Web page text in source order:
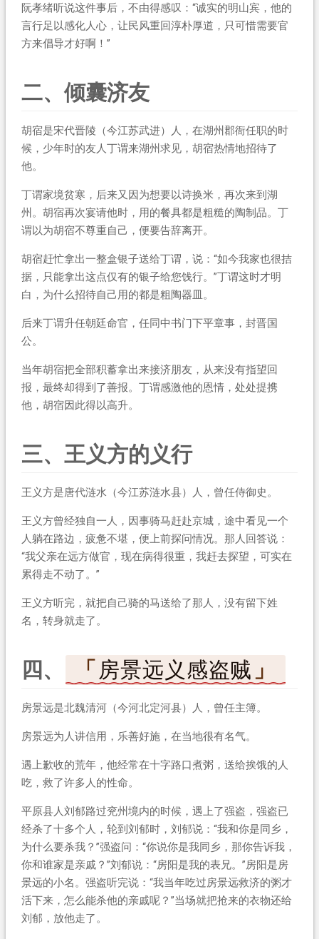
阮孝绪听说这件事后，不由得感叹：“诚实的明山宾，他的
言行足以感化人心，让民风重回淳朴厚道，只可惜需要官
方来倡导才好啊！”
二、倾囊济友
胡宿是宋代晋陵（今江苏武进）人，在湖州郡衙任职的时
候，少年时的友人丁谓来湖州求见，胡宿热情地招待了
他。
丁谓家境贫寒，后来又因为想要以诗换米，再次来到湖
州。胡宿再次宴请他时，用的餐具都是粗糙的陶制品。丁
谓以为胡宿不尊重自己，便要告辞离开。
胡宿赶忙拿出一整盒银子送给丁谓，说：“如今我家也很拮
据，只能拿出这点仅有的银子给您饯行。”丁谓这时才明
白，为什么招待自己用的都是粗陶器皿。
后来丁谓升任朝廷命官，任同中书门下平章事，封晋国
公。
当年胡宿把全部积蓄拿出来接济朋友，从来没有指望回
报，最终却得到了善报。丁谓感激他的恩情，处处提携
他，胡宿因此得以高升。
三、王义方的义行
王义方是唐代涟水（今江苏涟水县）人，曾任侍御史。
王义方曾经独自一人，因事骑马赶赴京城，途中看见一个
人躺在路边，疲惫不堪，便上前探问情况。那人回答说：
“我父亲在远方做官，现在病得很重，我赶去探望，可实在
累得走不动了。”
王义方听完，就把自己骑的马送给了那人，没有留下姓
名，转身就走了。
四、 房景远义感盗贼
房景远是北魏清河（今河北定河县）人，曾任主簿。
房景远为人讲信用，乐善好施，在当地很有名气。
遇上歉收的荒年，他经常在十字路口煮粥，送给挨饿的人
吃，救了许多人的性命。
平原县人刘郁路过兖州境内的时候，遇上了强盗，强盗已
经杀了十多个人，轮到刘郁时，刘郁说：“我和你是同乡，
为什么要杀我？”强盗问：“你说你是我同乡，那你告诉我，
你和谁家是亲戚？”刘郁说：“房阳是我的表兄。”房阳是房
景远的小名。强盗听完说：“我当年吃过房景远救济的粥才
活下来，怎么能杀他的亲戚呢？”当场就把抢来的衣物还给
刘郁，放他走了。